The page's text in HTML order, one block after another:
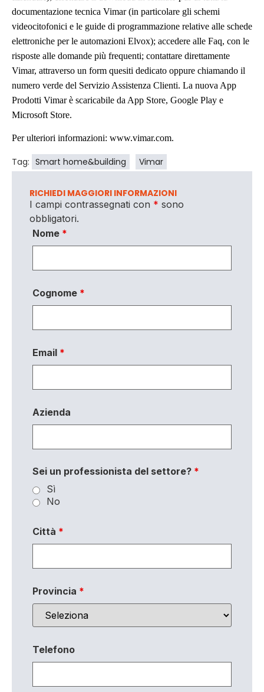
documentazione tecnica Vimar (in particolare gli schemi
videocitofonici e le guide di programmazione relative alle schede
elettroniche per le automazioni Elvox); accedere alle Faq, con le
risposte alle domande più frequenti; contattare direttamente
Vimar, attraverso un form quesiti dedicato oppure chiamando il
numero verde del Servizio Assistenza Clienti. La nuova App
Prodotti Vimar è scaricabile da App Store, Google Play e
Microsoft Store.
Per ulteriori informazioni: www.vimar.com.
Tag: Smart home&building Vimar
RICHIEDI MAGGIORI INFORMAZIONI
I campi contrassegnati con * sono
obbligatori.
Nome *
Cognome *
Email *
Azienda
Sei un professionista del settore? *
Sì
No
Città *
Provincia *
Telefono